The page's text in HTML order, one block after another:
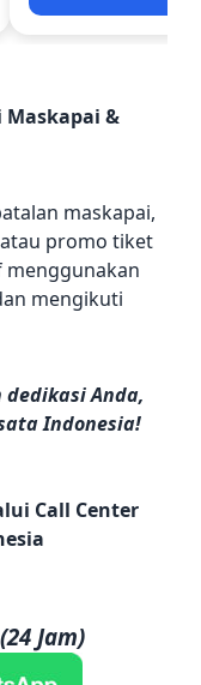
Maskapai &
maskapai,
promo tiket
menggunakan
mengikuti
Anda,
Indonesia!
Call Center
Jam)